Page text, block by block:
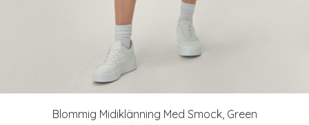
Blommig Midiklänning Med Smock, Green